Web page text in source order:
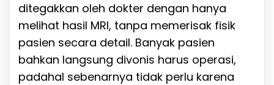
ditegakkan oleh dokter dengan hanya
melihat hasil MRI, tanpa memerisak fisik
pasien secara detail. Banyak pasien
bahkan langsung divonis harus operasi,
padahal sebenarnya tidak perlu karena